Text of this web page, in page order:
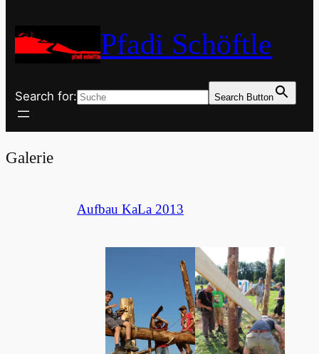
Pfadi Schöftle
Search for: Search Button
Galerie
Aufbau KaLa 2013